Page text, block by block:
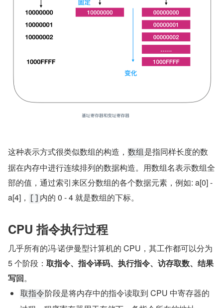
这种表示方式很类似数组的构造， 数组是指同样长度的数
据在内存中进行连续排列的数据构造。用数组名表示数组全
部的值，通过索引来区分数组的各个数据元素，例如: a[0] -
a[4]，
内的 0 - 4 就是数组的下标。
CPU 指令执行过程
几乎所有的冯·诺伊曼型计算机的 CPU，其工作都可以分为
5 个阶段： 取指令、指令译码、执行指令、访存取数、结果
写回。
取指令阶段是将内存中的指令读取到 CPU 中寄存器的